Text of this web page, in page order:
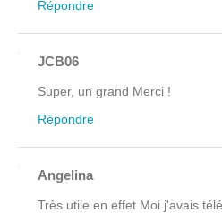
Répondre
JCB06
Super, un grand Merci !
Répondre
Angelina
Très utile en effet Moi j'avais